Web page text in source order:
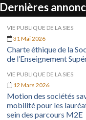
Dernières
VIE PUBLIQUE DE LA SIES
31 Mai 2026
Charte éthique de la
de l’Enseignement
VIE PUBLIQUE DE LA SIES
12 Mars 2026
Motion des sociétés
mobilité pour les
sein des parcours M2E